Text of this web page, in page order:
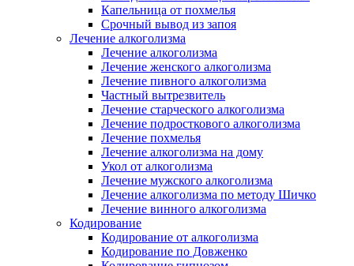
Капельница от похмелья
Срочный вывод из запоя
Лечение алкоголизма
Лечение алкоголизма
Лечение женского алкоголизма
Лечение пивного алкоголизма
Частный вытрезвитель
Лечение старческого алкоголизма
Лечение подросткового алкоголизма
Лечение похмелья
Лечение алкоголизма на дому
Укол от алкоголизма
Лечение мужского алкоголизма
Лечение алкоголизма по методу Шичко
Лечение винного алкоголизма
Кодирование
Кодирование от алкоголизма
Кодирование по Довженко